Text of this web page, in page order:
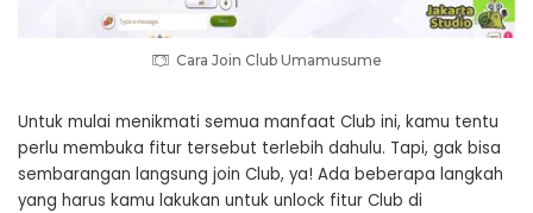
Cara Join Club Umamusume
Untuk mulai menikmati semua manfaat Club ini, kamu tentu
perlu membuka fitur tersebut terlebih dahulu. Tapi, gak bisa
sembarangan langsung join Club, ya! Ada beberapa langkah
yang harus kamu lakukan untuk unlock fitur Club di